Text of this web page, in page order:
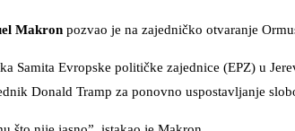
Makron pozvao je na zajedničko otvaranje
Samita Evropske političke zajednice (EPZ) u
Donald Tramp za ponovno uspostavljanje